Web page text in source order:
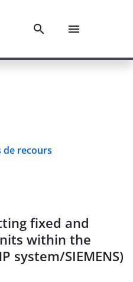
de recours
fixed and
within the
system/SIEMENS)